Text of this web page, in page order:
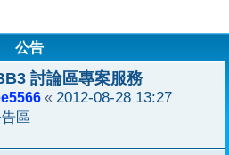
公告
討論區專案服務
« 2012-08-28 13:27
區